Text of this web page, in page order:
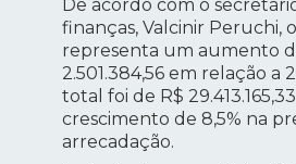
De acordo com o
finanças, Valcinir Peruchi,
representa um aumento
2.501.384,56 em relação a
total foi de R$
crescimento de 8,5% na
arrecadação.